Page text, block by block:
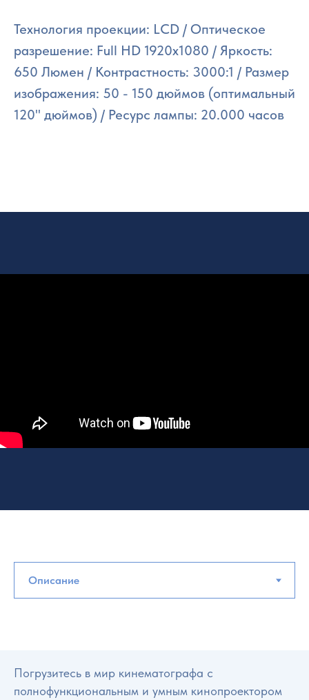
Технология проекции: LCD / Оптическое
разрешение: Full HD 1920x1080 / Яркость:
650 Люмен / Контрастность: 3000:1 / Размер
изображения: 50 - 150 дюймов (оптимальный
120" дюймов) / Ресурс лампы: 20.000 часов
Погрузитесь в мир кинематографа с
полнофункциональным и умным кинопроектором